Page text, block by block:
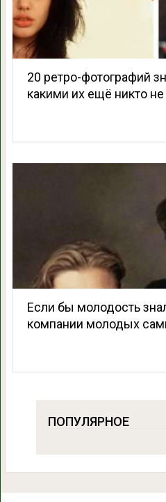
20 ретро-фотографий
какими их ещё никто
Если бы молодость
компании молодых
ПОПУЛЯРНОЕ